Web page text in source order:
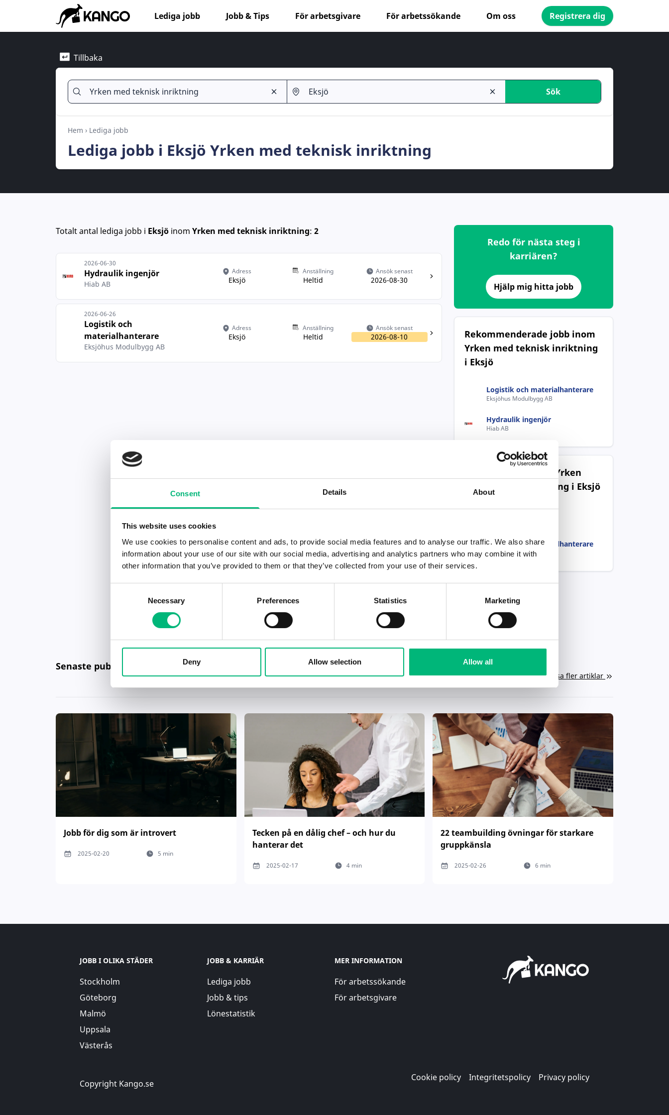
Consent Details About
This website uses cookies
We use cookies to personalise content and ads, to provide social media features and to analyse our traffic. We also share
information about your use of our site with our social media, advertising and analytics partners who may combine it with
other information that you’ve provided to them or that they’ve collected from your use of their services.
Necessary Preferences Statistics Marketing
Deny Allow selection Allow all
Lediga jobb Jobb & Tips För arbetsgivare För arbetssökande Om oss Registrera dig
Tillbaka
Sök
Hem › Lediga jobb
Lediga jobb i Eksjö Yrken med teknisk inriktning
Totalt antal lediga jobb i Eksjö inom Yrken med teknisk inriktning: 2
2026-06-30
Hydraulik ingenjör
Hiab AB
Adress
Eksjö
Anställning
Heltid
Ansök senast
2026-08-30
2026-06-26
Logistik och
materialhanterare
Eksjöhus Modulbygg AB
Adress
Eksjö
Anställning
Heltid
Ansök senast
2026-08-10
Redo för nästa steg i
karriären?
Hjälp mig hitta jobb
Rekommenderade jobb inom
Yrken med teknisk inriktning
i Eksjö
Logistik och materialhanterare
Eksjöhus Modulbygg AB
Hydraulik ingenjör
Hiab AB
Populära jobb inom Yrken
med teknisk inriktning i Eksjö
Logistik och materialhanterare
Eksjöhus Modulbygg AB
Senaste publiceringarna i Jobbnytt
Visa fler artiklar
Jobb för dig som är introvert
2025-02-20 5 min
Tecken på en dålig chef – och hur du
hanterar det
2025-02-17 4 min
22 teambuilding övningar för starkare
gruppkänsla
2025-02-26 6 min
JOBB I OLIKA STÄDER
Stockholm
Göteborg
Malmö
Uppsala
Västerås
JOBB & KARRIÄR
Lediga jobb
Jobb & tips
Lönestatistik
MER INFORMATION
För arbetssökande
För arbetsgivare
Copyright Kango.se
Cookie policy Integritetspolicy Privacy policy